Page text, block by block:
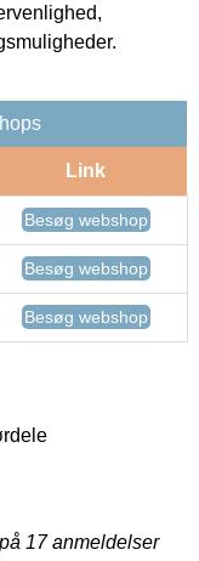
Link
Besøg webshop
Besøg webshop
Besøg webshop
17anmeldelser